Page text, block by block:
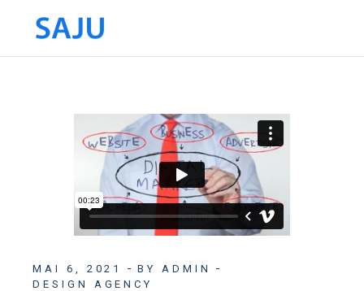
MAI 6, 2021
BY ADMIN
DESIGN AGENCY